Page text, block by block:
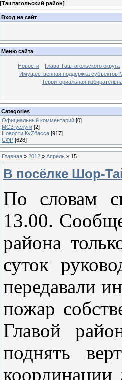
[Таштагольский район]
Вход на сайт
Меню сайта
Новости Глава Таштагольского округа
Имущественная поддержка субъектов
Территориальная
Categories
Официальный комментарий [0]
МСЗ услуги [2]
Новости КуZбасса [917]
СФР [628]
Главная » 2012 » Апрель » 15
В посёлке Шор-
По словам
13.00.
района
суток
передавали
пожар
Главой
поднять
координации